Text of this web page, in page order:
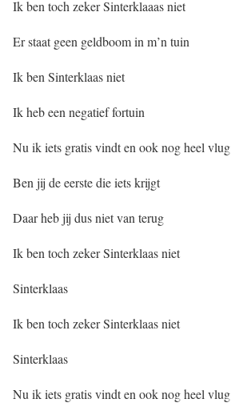
Ik ben toch zeker Sinterklaaas niet
Er staat geen geldboom in m’n tuin
Ik ben Sinterklaas niet
Ik heb een negatief fortuin
Nu ik iets gratis vindt en ook nog heel vlug
Ben jij de eerste die iets krijgt
Daar heb jij dus niet van terug
Ik ben toch zeker Sinterklaas niet
Sinterklaas
Ik ben toch zeker Sinterklaas niet
Sinterklaas
Nu ik iets gratis vindt en ook nog heel vlug